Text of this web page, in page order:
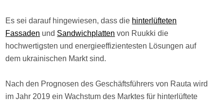
Es sei darauf hingewiesen, dass die hinterlüfteten
Fassaden und Sandwichplatten von Ruukki die
hochwertigsten und energieeffizientesten Lösungen auf
dem ukrainischen Markt sind.
Nach den Prognosen des Geschäftsführers von Rauta wird
im Jahr 2019 ein Wachstum des Marktes für hinterlüftete